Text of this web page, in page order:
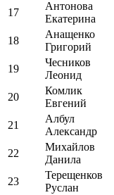
17
Антонова
Екатерина
18
Анащенко
Григорий
19
Чесников
Леонид
20
Комлик
Евгений
21
Албул
Александр
22
Михайлов
Данила
23
Терещенков
Руслан